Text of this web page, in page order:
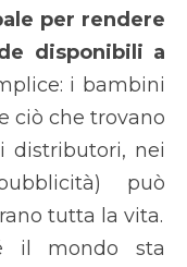
per rendere
disponibili a
i bambini
ciò che trovano
distributori, nei
può
tutta la vita.
il mondo sta